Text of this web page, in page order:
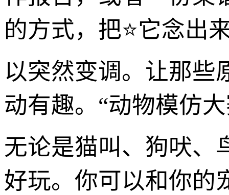
的方式，把⭐它念出
以突然变调。让那些
动有趣。“动物模仿
无论是猫叫、狗吠、
好玩。你可以和你的